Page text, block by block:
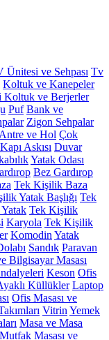
Ünitesi ve Sehpası Tv
Koltuk ve Kanepeler
Koltuk ve Berjerler
Puf Bank ve
Zigon Sehpalar
Antre ve Hol Çok
Kapı Askısı Duvar
Yatak Odası
Bez Gardırop
Tek Kişilik Baza
Yatak Başlığı Tek
Tek Kişilik
Karyola Tek Kişilik
Komodin Yatak
Sandık Paravan
Bilgisayar Masası
Keson Ofis
Küllükler Laptop
Ofis Masası ve
Vitrin Yemek
Masa ve Masa
Mutfak Masası ve